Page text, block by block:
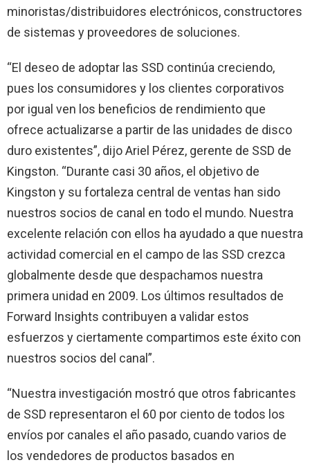
minoristas/distribuidores electrónicos, constructores
de sistemas y proveedores de soluciones.
“El deseo de adoptar las SSD continúa creciendo,
pues los consumidores y los clientes corporativos
por igual ven los beneficios de rendimiento que
ofrece actualizarse a partir de las unidades de disco
duro existentes”, dijo Ariel Pérez, gerente de SSD de
Kingston. “Durante casi 30 años, el objetivo de
Kingston y su fortaleza central de ventas han sido
nuestros socios de canal en todo el mundo. Nuestra
excelente relación con ellos ha ayudado a que nuestra
actividad comercial en el campo de las SSD crezca
globalmente desde que despachamos nuestra
primera unidad en 2009. Los últimos resultados de
Forward Insights contribuyen a validar estos
esfuerzos y ciertamente compartimos este éxito con
nuestros socios del canal”.
“Nuestra investigación mostró que otros fabricantes
de SSD representaron el 60 por ciento de todos los
envíos por canales el año pasado, cuando varios de
los vendedores de productos basados en